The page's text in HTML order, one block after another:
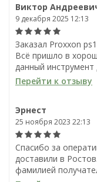
Виктор
9 декабря 2025 12:13
Заказал Proxxon
Всё пришло в
данный инструмент
Перейти к отзыву
Эрнест
25 ноября 2023 22:13
Спасибо за
доставили в
фамилией